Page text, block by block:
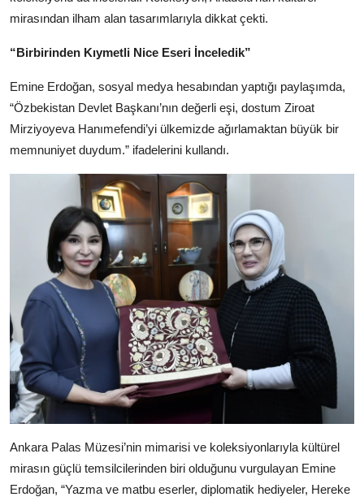
mirasından ilham alan tasarımlarıyla dikkat çekti.
“Birbirinden Kıymetli Nice Eseri İnceledik”
Emine Erdoğan, sosyal medya hesabından yaptığı paylaşımda,
“Özbekistan Devlet Başkanı’nın değerli eşi, dostum Ziroat
Mirziyoyeva Hanımefendi’yi ülkemizde ağırlamaktan büyük bir
memnuniyet duydum.” ifadelerini kullandı.
Ankara Palas Müzesi’nin mimarisi ve koleksiyonlarıyla kültürel
mirasın güçlü temsilcilerinden biri olduğunu vurgulayan Emine
Erdoğan, “Yazma ve matbu eserler, diplomatik hediyeler, Hereke